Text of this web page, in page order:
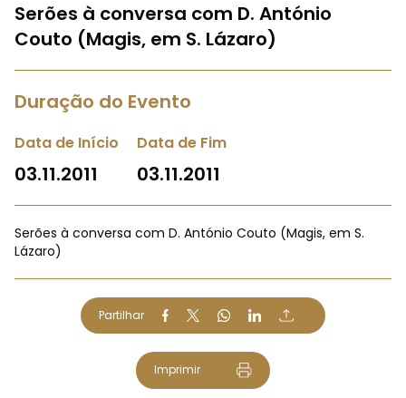
Serões à conversa com D. António
Couto (Magis, em S. Lázaro)
Duração do Evento
Data de Início
03.11.2011
Data de Fim
03.11.2011
Serões à conversa com D. António Couto (Magis, em S.
Lázaro)
Partilhar
Imprimir